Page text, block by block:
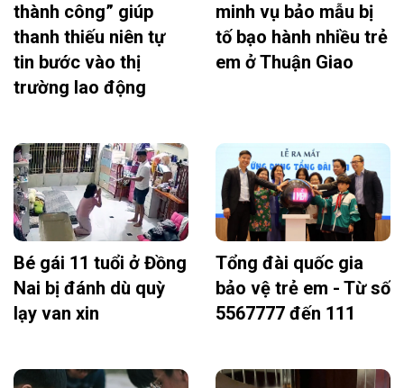
thành công” giúp
thanh thiếu niên tự
tin bước vào thị
trường lao động
minh vụ bảo mẫu bị
tố bạo hành nhiều trẻ
em ở Thuận Giao
Bé gái 11 tuổi ở Đồng
Nai bị đánh dù quỳ
lạy van xin
Tổng đài quốc gia
bảo vệ trẻ em - Từ số
5567777 đến 111